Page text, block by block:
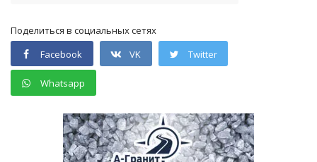
Поделиться в социальных сетях
Facebook
VK Twitter
Whatsapp